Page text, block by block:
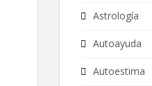
Astrología
Autoayuda
Autoestima